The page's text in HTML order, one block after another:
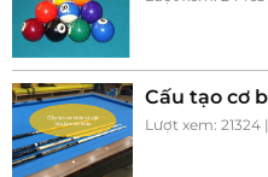
Cấu tạo cơ
Lượt xem: 21324